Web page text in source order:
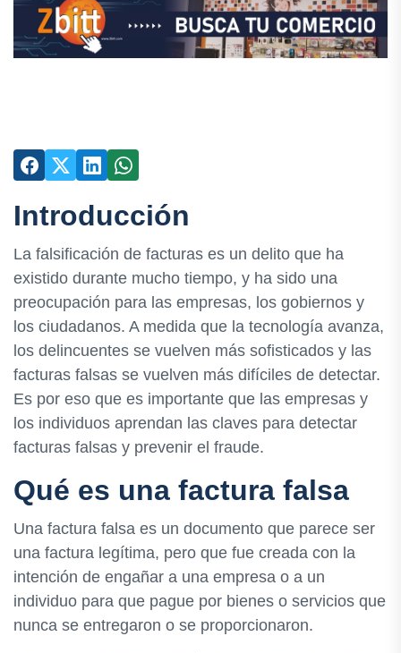
Introducción
La falsificación de facturas es un delito que ha
existido durante mucho tiempo, y ha sido una
preocupación para las empresas, los gobiernos y
los ciudadanos. A medida que la tecnología avanza,
los delincuentes se vuelven más sofisticados y las
facturas falsas se vuelven más difíciles de detectar.
Es por eso que es importante que las empresas y
los individuos aprendan las claves para detectar
facturas falsas y prevenir el fraude.
Qué es una factura falsa
Una factura falsa es un documento que parece ser
una factura legítima, pero que fue creada con la
intención de engañar a una empresa o a un
individuo para que pague por bienes o servicios que
nunca se entregaron o se proporcionaron.